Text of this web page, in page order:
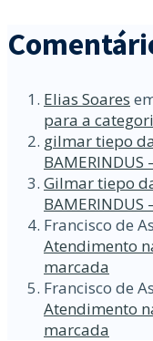
Elias Soares
para a
gilmar tiepo
BAMERINDUS
Gilmar tiepo
BAMERINDUS
Francisco de
Atendimento
marcada
Francisco de
Atendimento
marcada